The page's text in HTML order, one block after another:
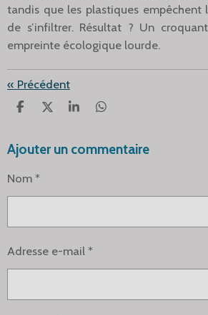
tandis que les plastiques empêchent
de s’infiltrer. Résultat ? Un
empreinte écologique lourde.
« Précédent
P
T
E
R
P
T
R
P
T
R
P
T
R
Ajouter un commentaire
Nom *
Adresse e-mail *